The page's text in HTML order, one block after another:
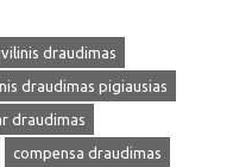
draudimas
draudimas pigiausias
draudimas
compensa draudimas